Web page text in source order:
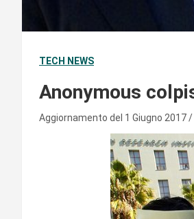
TECH NEWS
Anonymous
Aggiornamento del 1 Giugno 2017